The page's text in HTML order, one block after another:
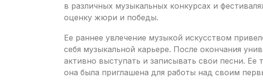
в различных музыкальных конкурсах и
оценку жюри и победы.
Ее раннее увлечение музыкой искусством
себя музыкальной карьере. После окончания
активно выступать и записывать свои песни.
она была приглашена для работы над своим